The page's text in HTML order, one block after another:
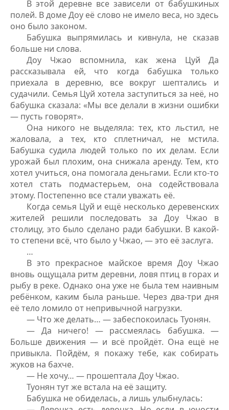
В этой деревне все зависели от бабушкиных
полей. В доме Доу её слово не имело веса, но здесь
оно было законом.
Бабушка выпрямилась и кивнула, не сказав
больше ни слова.
Доу Чжао вспомнила, как жена Цуй Да
рассказывала ей, что когда бабушка только
приехала в деревню, все вокруг шептались и
судачили. Семья Цуй хотела заступиться за неё, но
бабушка сказала: «Мы все делали в жизни ошибки
— пусть говорят».
Она никого не выделяла: тех, кто льстил, не
жаловала, а тех, кто сплетничал, не мстила.
Бабушка судила людей только по их делам. Если
урожай был плохим, она снижала аренду. Тем, кто
хотел учиться, она помогала деньгами. Если кто-то
хотел стать подмастерьем, она содействовала
этому. Постепенно все стали уважать её.
Когда семья Цуй и ещё несколько деревенских
жителей решили последовать за Доу Чжао в
столицу, это было сделано ради бабушки. В какой-
то степени всё, что было у Чжао, — это её заслуга.
…
В это прекрасное майское время Доу Чжао
вновь ощущала ритм деревни, ловя птиц в горах и
рыбу в реке. Однако она уже не была тем наивным
ребёнком, каким была раньше. Через два-три дня
её тело ломило от непривычной нагрузки.
— Что же делать… — забеспокоилась Туонян.
— Да ничего! — рассмеялась бабушка. —
Больше движения — и всё пройдёт. Она ещё не
привыкла. Пойдём, я покажу тебе, как собирать
жуков на бахче.
— Не хочу… — прошептала Доу Чжао.
Туонян тут же встала на её защиту.
Бабушка не обиделась, а лишь улыбнулась: